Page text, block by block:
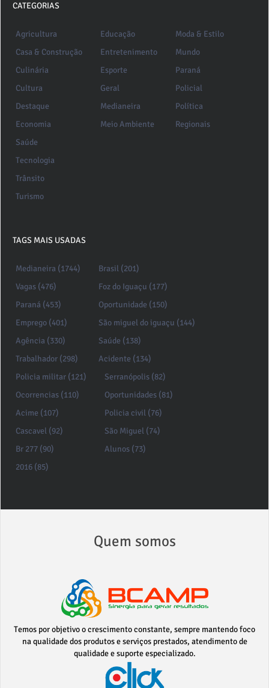
CATEGORIAS
Agricultura
Casa & Construção
Culinária
Cultura
Destaque
Economia
Educação
Entretenimento
Esporte
Geral
Medianeira
Meio Ambiente
Moda & Estilo
Mundo
Paraná
Policial
Política
Regionais
Saúde
Tecnologia
Trânsito
Turismo
TAGS MAIS USADAS
Medianeira (1744)
Vagas (476)
Paraná (453)
Emprego (401)
Agência (330)
Trabalhador (298)
Brasil (201)
Foz do Iguaçu (177)
Oportunidade (150)
São miguel do iguaçu (144)
Saúde (138)
Acidente (134)
Policia militar (121)
Ocorrencias (110)
Acime (107)
Cascavel (92)
Br 277 (90)
2016 (85)
Serranópolis (82)
Oportunidades (81)
Policia civil (76)
São Miguel (74)
Alunos (73)
Quem somos
Temos por objetivo o crescimento constante, sempre mantendo foco
na qualidade dos produtos e serviços prestados, atendimento de
qualidade e suporte especializado.